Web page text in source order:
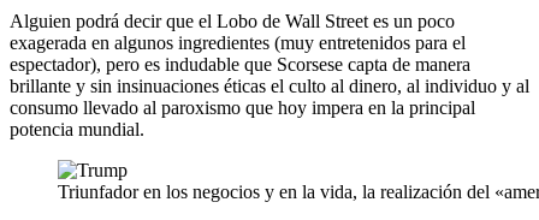
Alguien podrá decir que el Lobo de Wall Street es un poco
exagerada en algunos ingredientes (muy entretenidos para el
espectador), pero es indudable que Scorsese capta de manera
brillante y sin insinuaciones éticas el culto al dinero, al individuo y al
consumo llevado al paroxismo que hoy impera en la principal
potencia mundial.
Triunfador en los negocios y en la vida, la realización del